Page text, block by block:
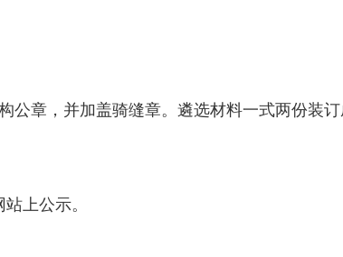
章，并加盖骑缝章。遴选材料一式两份装订
上公示。